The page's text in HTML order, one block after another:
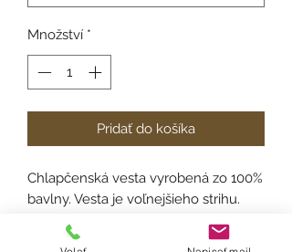
Množství *
Pridať do košíka
Chlapčenská vesta vyrobená zo 100%
bavlny. Vesta je voľnejšieho strihu.
Veľkosť (na roky): 4,6,8,10,12,14